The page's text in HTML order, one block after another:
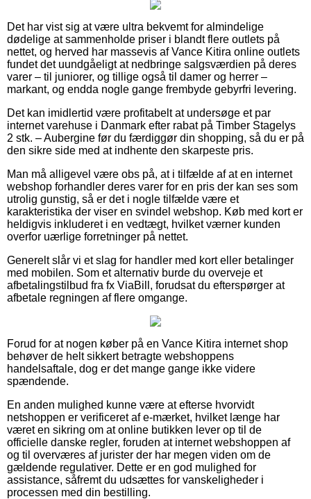
Det har vist sig at være ultra bekvemt for almindelige
dødelige at sammenholde priser i blandt flere outlets på
nettet, og herved har massevis af Vance Kitira online outlets
fundet det uundgåeligt at nedbringe salgsværdien på deres
varer – til juniorer, og tillige også til damer og herrer –
markant, og endda nogle gange frembyde gebyrfri levering.
Det kan imidlertid være profitabelt at undersøge et par
internet varehuse i Danmark efter rabat på Timber Stagelys
2 stk. – Aubergine før du færdiggør din shopping, så du er på
den sikre side med at indhente den skarpeste pris.
Man må alligevel være obs på, at i tilfælde af at en internet
webshop forhandler deres varer for en pris der kan ses som
utrolig gunstig, så er det i nogle tilfælde være et
karakteristika der viser en svindel webshop. Køb med kort er
heldigvis inkluderet i en vedtægt, hvilket værner kunden
overfor uærlige forretninger på nettet.
Generelt slår vi et slag for handler med kort eller betalinger
med mobilen. Som et alternativ burde du overveje et
afbetalingstilbud fra fx ViaBill, forudsat du efterspørger at
afbetale regningen af flere omgange.
Forud for at nogen køber på en Vance Kitira internet shop
behøver de helt sikkert betragte webshoppens
handelsaftale, dog er det mange gange ikke videre
spændende.
En anden mulighed kunne være at efterse hvorvidt
netshoppen er verificeret af e-mærket, hvilket længe har
været en sikring om at online butikken lever op til de
officielle danske regler, foruden at internet webshoppen af
og til overværes af jurister der har megen viden om de
gældende regulativer. Dette er en god mulighed for
assistance, såfremt du udsættes for vanskeligheder i
processen med din bestilling.